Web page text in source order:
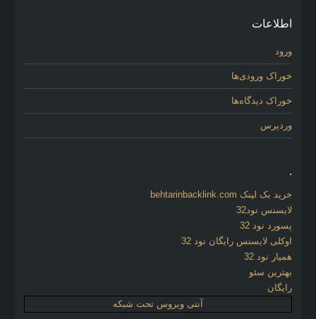
اطلاعات
ورود
خوراک ورودی‌ها
خوراک دیدگاه‌ها
وردپرس
.
خرید بک لینک behtarinbacklink.com
لایسنس نود32
پسورد نود 32
اوکلی لایسنس رایگان نود 32
همیار نود 32
بهترین سئو
رایگان
آنتی ویروس تحت شبکه